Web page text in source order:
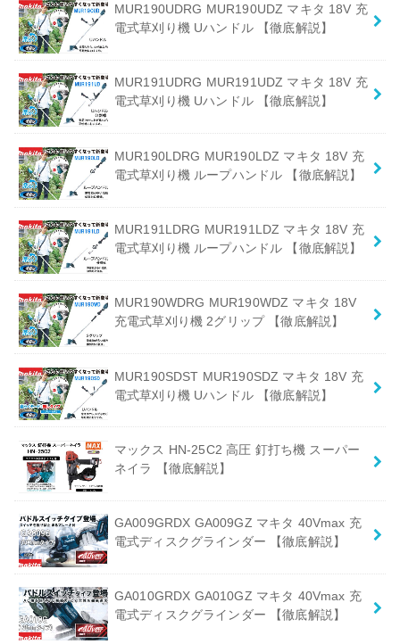
MUR190UDRG MUR190UDZ マキタ 18V 充
電式草刈り機 Uハンドル 【徹底解説】
MUR191UDRG MUR191UDZ マキタ 18V 充
電式草刈り機 Uハンドル 【徹底解説】
MUR190LDRG MUR190LDZ マキタ 18V 充
電式草刈り機 ループハンドル 【徹底解説】
MUR191LDRG MUR191LDZ マキタ 18V 充
電式草刈り機 ループハンドル 【徹底解説】
MUR190WDRG MUR190WDZ マキタ 18V
充電式草刈り機 2グリップ 【徹底解説】
MUR190SDST MUR190SDZ マキタ 18V 充
電式草刈り機 Uハンドル 【徹底解説】
マックス HN-25C2 高圧 釘打ち機 スーパー
ネイラ 【徹底解説】
GA009GRDX GA009GZ マキタ 40Vmax 充
電式ディスクグラインダー 【徹底解説】
GA010GRDX GA010GZ マキタ 40Vmax 充
電式ディスクグラインダー 【徹底解説】